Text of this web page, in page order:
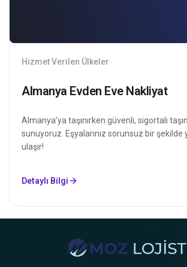
Hizmet Verilen Ülkeler
Almanya Evden Eve Nakliyat
Almanya’ya taşınırken güvenli, sigortalı
sunuyoruz. Eşyalarınız sorunsuz bir şekilde
ulaşır!
Detaylı Bilgi